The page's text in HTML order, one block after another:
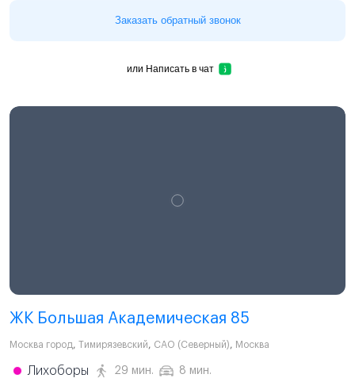
Заказать обратный звонок
или Написать в чат
ЖК Большая Академическая 85
Москва город, Тимирязевский, САО (Северный), Москва
Лихоборы 29 мин. 8 мин.